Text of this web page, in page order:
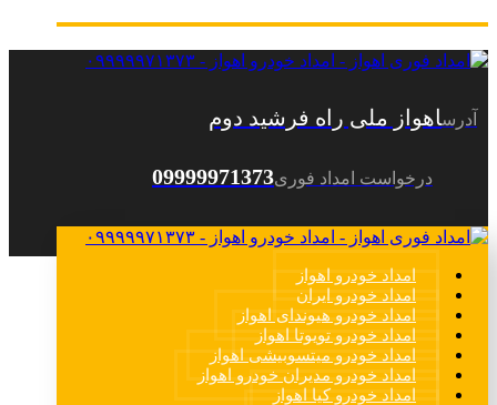
آدرساهواز ملی راه فرشید دوم
درخواست امداد فوری09999971373
امداد خودرو اهواز
امداد خودرو ایران
امداد خودرو هیوندای اهواز
امداد خودرو تویوتا اهواز
امداد خودرو میتسوبیشی اهواز
امداد خودرو مدیران خودرو اهواز
امداد خودرو کیا اهواز